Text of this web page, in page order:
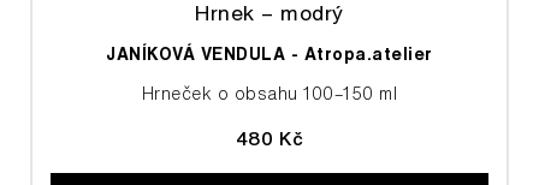
Hrnek – modrý
JANÍKOVÁ VENDULA - Atropa.atelier
Hrneček o obsahu 100–150 ml
480 Kč